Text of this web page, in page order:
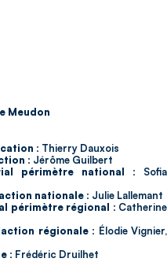
Meudon
: Thierry Dauxois
: Jérôme Guilbert
périmètre national : Sofia
nationale : Julie Lallemant
périmètre régional : Catherine
régionale : Élodie Vignier,
: Frédéric Druilhet